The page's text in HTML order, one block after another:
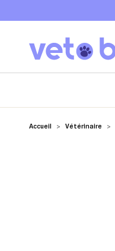
Accueil Vétérinaire